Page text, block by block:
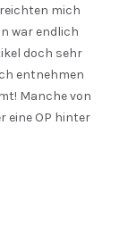
mich
war endlich
doch sehr
entnehmen
Manche von
eine OP hinter